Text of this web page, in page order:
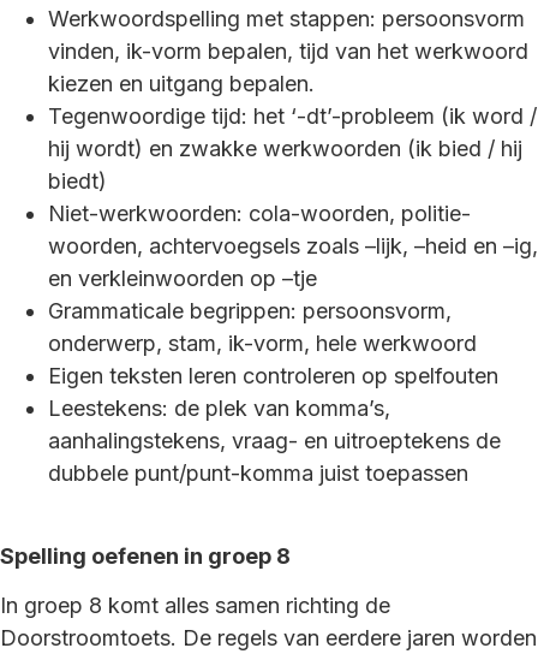
Werkwoordspelling met stappen: persoonsvorm
vinden, ik-vorm bepalen, tijd van het werkwoord
kiezen en uitgang bepalen.
Tegenwoordige tijd: het ‘-dt’-probleem (ik word /
hij wordt) en zwakke werkwoorden (ik bied / hij
biedt)
Niet-werkwoorden: cola-woorden, politie-
woorden, achtervoegsels zoals –lijk, –heid en –ig,
en verkleinwoorden op –tje
Grammaticale begrippen: persoonsvorm,
onderwerp, stam, ik-vorm, hele werkwoord
Eigen teksten leren controleren op spelfouten
Leestekens: de plek van komma’s,
aanhalingstekens, vraag- en uitroeptekens de
dubbele punt/punt-komma juist toepassen
Spelling oefenen in groep 8
In groep 8 komt alles samen richting de
Doorstroomtoets. De regels van eerdere jaren worden